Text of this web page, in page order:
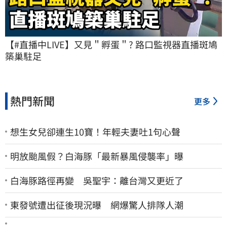
【#直播中LIVE】又見＂孵蛋＂? 路口監視器直播斑鳩
築巢駐足
熱門新聞 更多
想生女兒卻連生10寶！年輕夫妻吐1句心聲
明放颱風假？白海豚「最新暴風侵襲率」曝
白海豚路徑再變 吳聖宇：離台灣又更近了
東發號遭出征後現況曝 網爆驚人排隊人潮